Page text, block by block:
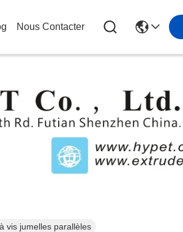
Nous Contacter
vis jumelles parallèles